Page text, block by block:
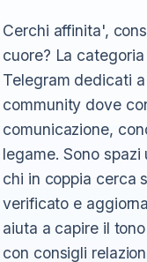
Cerchi affinita',
cuore? La
Telegram dedicati
community dove
comunicazione,
legame. Sono
chi in coppia cerca
verificato e
aiuta a capire il
con consigli